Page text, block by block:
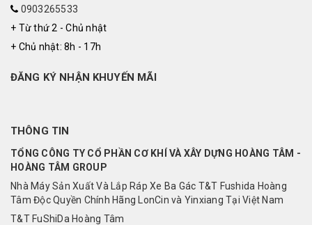
0903265533
+ Từ thứ 2 - Chủ nhật
+ Chủ nhật: 8h - 17h
ĐĂNG KÝ NHẬN KHUYẾN MÃI
THÔNG TIN
TỔNG CÔNG TY CỔ PHẦN CƠ KHÍ VÀ XÂY DỰNG HOÀNG TÂM -
HOÀNG TÂM GROUP
Nhà Máy Sản Xuất Và Lắp Ráp Xe Ba Gác T&T Fushida Hoàng
Tâm Độc Quyền Chính Hãng LonCin và Yinxiang Tại Việt Nam
T&T FuShiDa Hoàng Tâm